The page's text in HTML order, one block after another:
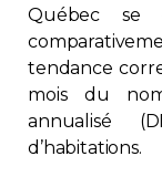
Environnement
Rabais APQ
App APQ
Québec se
tendance
mois du
annualisé
d’habitations.